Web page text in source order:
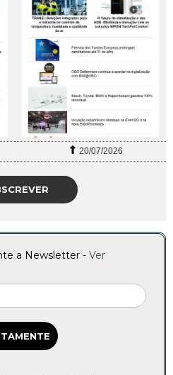
20/07/2026
a Newsletter - Ver